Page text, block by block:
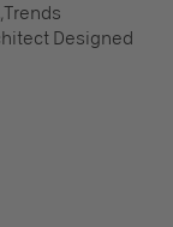
Designed